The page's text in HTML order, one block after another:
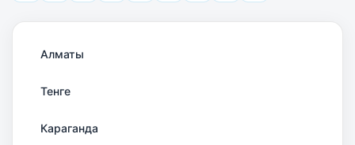
Алматы
Тенге
Караганда